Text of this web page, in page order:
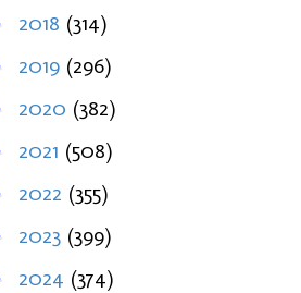
2018 (314)
2019 (296)
2020 (382)
2021 (508)
2022 (355)
2023 (399)
2024 (374)